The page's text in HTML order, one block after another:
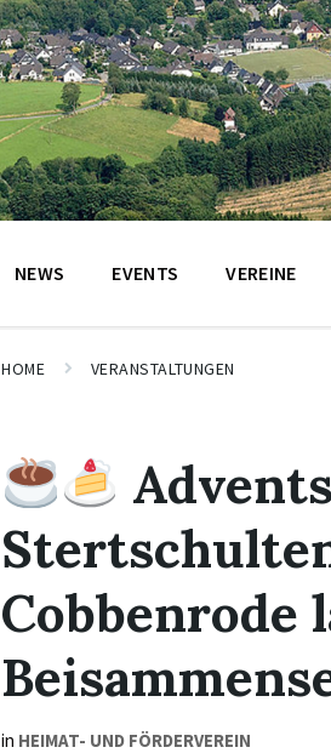
NEWS EVENTS VEREINE
HOME VERANSTALTUNGEN
Cobbenrode
in HEIMAT- UND FÖRDERVEREIN